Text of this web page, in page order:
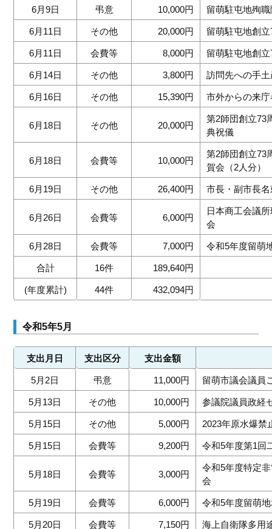
6月9日 弔意 10,000円 留萌駐屯地殉
6月11日 その他 20,000円 留萌駐屯地創
6月11日 会費等 8,000円 留萌駐屯地創
6月14日 その他 3,800円 訪問先への手
6月16日 その他 15,390円 市外からの来
6月18日 その他 20,000円
第2師団創立73
典祝儀
6月18日 会費等 10,000円
第2師団創立73
賀会（2人分）
6月19日 その他 26,400円 市長・副市長
6月26日 会費等 6,000円
日本商工会議
会
6月28日 会費等 7,000円 令和5年度留萌
合計 16件 189,640円
(年度累計) 44件 432,094円
令和5年5月
支出月日 支出区分 支出金額
5月2日 弔意 11,000円 留萌市議会議員
5月13日 その他 10,000円 参議院議員政経
5月15日 その他 5,000円 2023年原水爆禁
5月15日 会費等 9,200円 令和5年度第1回
5月18日 会費等 3,000円
令和5年度特定
会
5月19日 会費等 6,000円 令和5年度留萌
5月20日 会費等 7,150円 海上自衛隊多用